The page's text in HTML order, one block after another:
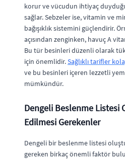
korur ve vücudun ihtiyaç
sağlar. Sebzeler ise, vitamin ve
bağışıklık sistemini güçlendirir.
açısından zenginken, havuç A
Bu tür besinleri düzenli olarak
için önemlidir.Sağlıklı tarifler
ve bu besinleri içeren lezzetli
mümkündür.
Dengeli Beslenme Listesi
Edilmesi Gerekenler
Dengeli bir beslenme listesi
gereken birkaç önemli faktör